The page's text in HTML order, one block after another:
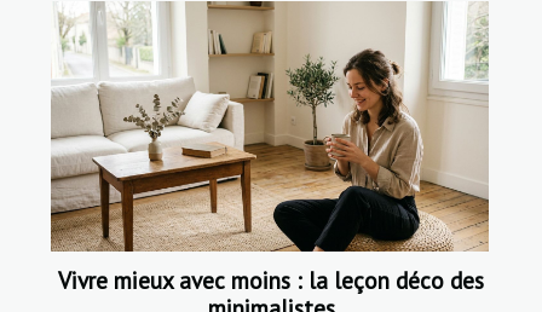
Vivre mieux avec moins : la leçon déco des